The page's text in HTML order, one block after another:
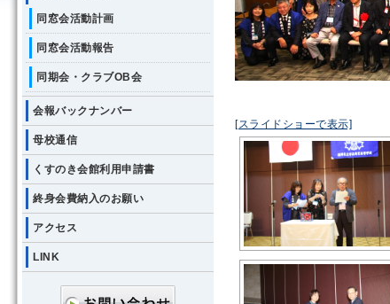
[スライドショーで表示]
同窓会活動計画
同窓会活動報告
同期会・クラブOB会
会報バックナンバー
母校通信
くすのき会館利用申請書
終身会費納入のお願い
アクセス
LINK